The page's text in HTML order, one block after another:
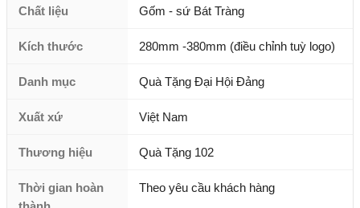
Chất liệu Gốm - sứ Bát Tràng
Kích thước 280mm -380mm (điều chỉnh tuỳ logo)
Danh mục Quà Tặng Đại Hội Đảng
Xuất xứ Việt Nam
Thương hiệu Quà Tặng 102
Thời gian hoàn
Theo yêu cầu khách hàng